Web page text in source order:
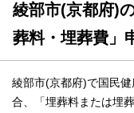
綾部市(京都府)
葬料・埋葬費」
綾部市(京都府)で国民
合、「埋葬料または埋